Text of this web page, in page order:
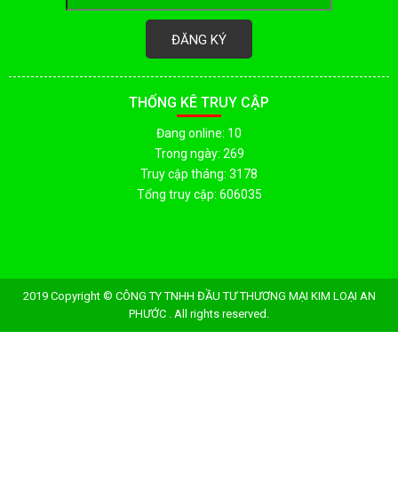
ĐĂNG KÝ
THỐNG KÊ TRUY CẬP
Đang online: 10
Trong ngày: 269
Truy cập tháng: 3178
Tổng truy cập: 606035
2019 Copyright © CÔNG TY TNHH ĐẦU TƯ THƯƠNG MẠI KIM LOẠI AN
PHƯỚC . All rights reserved.